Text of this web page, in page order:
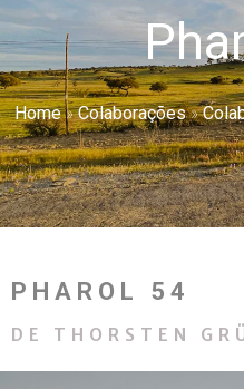
Home»Colaborações»
PHAROL 54
DE THORSTEN